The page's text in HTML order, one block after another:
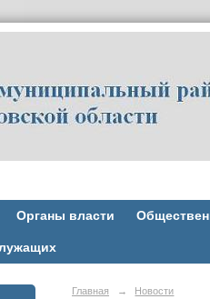
Органы власти
Главная → Новости